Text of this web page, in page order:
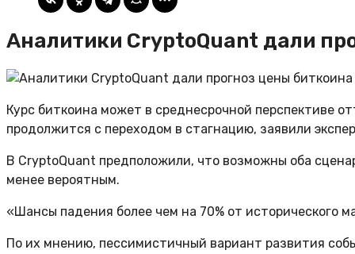
Аналитики CryptoQuant дали
Курс биткоина может в среднесрочной перспективе
продолжится с переходом в стагнацию, заявили
В CryptoQuant предположили, что возможны оба
менее вероятным.
«Шансы падения более чем на 70% от исторического
По их мнению, пессимистичный вариант развития